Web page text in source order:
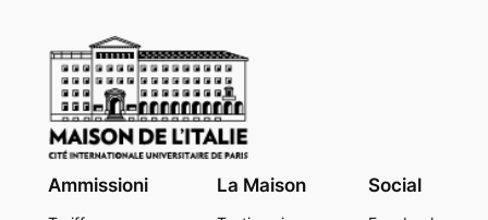
Ammissioni La Maison Social